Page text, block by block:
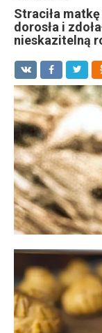
Straciła
dorosła i
nieskazitelną